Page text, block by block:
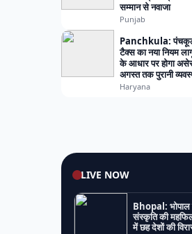
सम्मान से नवाजा
Punjab
Panchkula: पंचकूला
टैक्स का नया नियम
के आधार पर होगा
अगस्त तक पुरानी
Haryana
LIVE NOW
Bhopal: भोपाल
संस्कृति की
में छह देशों की